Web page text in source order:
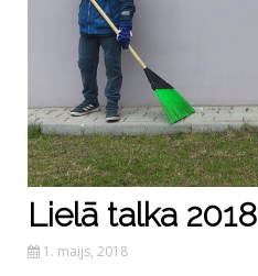
Lielā talka 2018
1. maijs, 2018